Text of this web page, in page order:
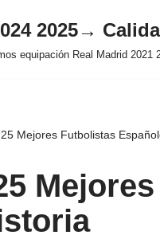
2025→
equipación Real Madrid
Mejores Futbolistas